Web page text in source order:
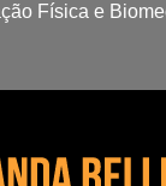
Física e